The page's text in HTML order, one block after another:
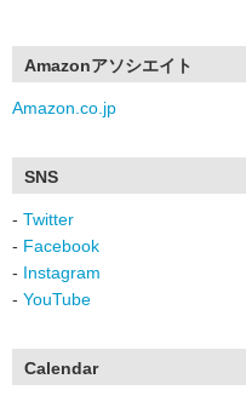
Amazonアソシエイト
Amazon.co.jp
SNS
- Twitter
- Facebook
- Instagram
- YouTube
Calendar